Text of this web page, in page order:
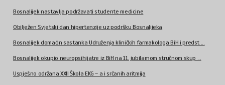
Bosnalijek nastavlja podržavati studente medicine
Obilježen Svjetski dan hipertenzije uz podršku Bosnalijeka
Bosnalijek domaćin sastanka Udruženja kliničkih farmakologa BiH i predst ...
Bosnalijek okupio neuropsihijatre iz BiH na 11. jubilarnom stručnom skup ...
Uspješno održana XXII Škola EKG – a i srčanih aritmija